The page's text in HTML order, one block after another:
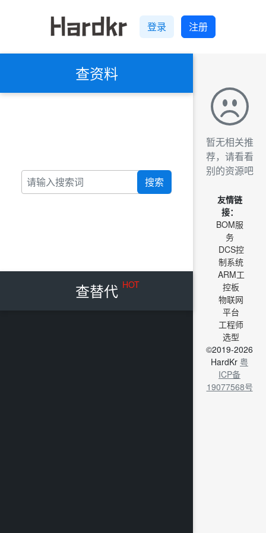
登录 注册
查资料
搜索
查替代 HOT
暂无相关推
荐，请看看
别的资源吧
友情链
接：
BOM服
务
DCS控
制系统
ARM工
控板
物联网
平台
工程师
选型
©2019-2026
HardKr 粤
ICP备
19077568号